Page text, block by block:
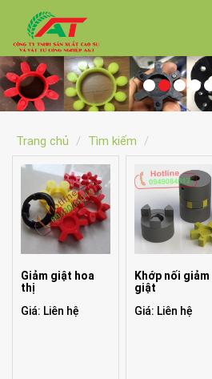
Trang chủ Tìm kiếm
Giảm giật hoa
thị
Giá: Liên hệ
Khớp nối giảm
giật
Giá: Liên hệ